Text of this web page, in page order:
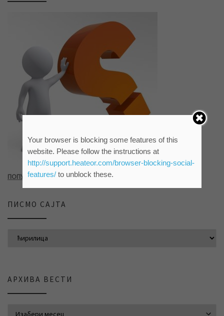
ПОПУНИТЕ УПИТНИК КЛИКОМ НА СЛИКУ ИЛИ ОВАЈ ЛИНК
ПИСМО САЈТА
АРХИВА ВЕСТИ
Your browser is blocking some features of this
website. Please follow the instructions at
http://support.heateor.com/browser-blocking-social-
features/to unblock these.